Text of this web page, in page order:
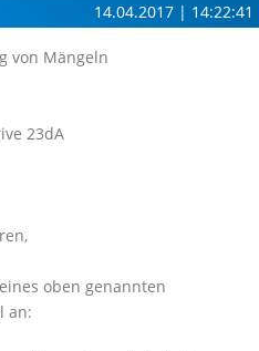
14.04.2017 | 14:22:41
von Mängeln
23dA
oben genannten
an: